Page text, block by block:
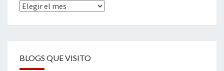
Archivos
BLOGS QUE VISITO